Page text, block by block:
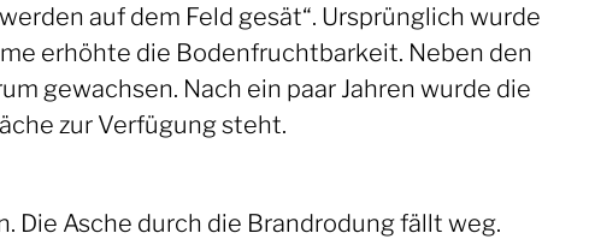
auf dem Feld gesät“. Ursprünglich wurde
erhöhte die Bodenfruchtbarkeit. Neben den
gewachsen. Nach ein paar Jahren wurde die
zur Verfügung steht.
Die Asche durch die Brandrodung fällt weg.